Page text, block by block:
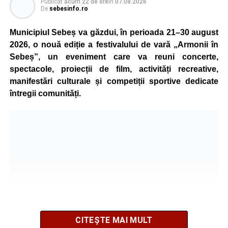
pentru vătămare corporală din culpă, urmând să
stabilească toate împrejurările în care s-a produs
accidentul.
Adaugă-ne ca sursă preferată
Biciclist de 70 de ani, rănit într-un accident rutier
De sebesinfo.ro
Municipiul Sebeș va găzdui, în perioada 21–30 august
2026, o nouă ediție a festivalului de vară „Armonii în
Sebeș”, un eveniment care va reuni concerte,
spectacole, proiecții de film, activități recreative,
manifestări culturale și competiții sportive dedicate
întregii comunități.
CITEȘTE MAI MULT